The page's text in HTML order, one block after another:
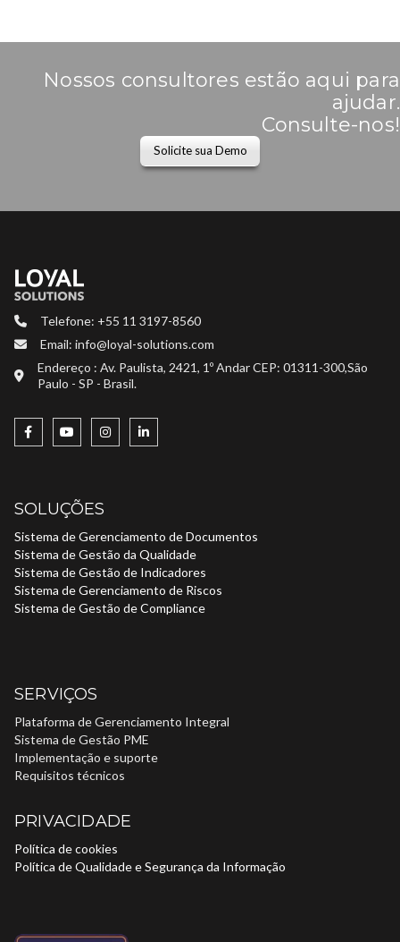
Nossos consultores estão aqui para
ajudar.
Consulte-nos!
Solicite sua Demo
Telefone: +55 11 3197-8560
Email: info@loyal-solutions.com
Endereço : Av. Paulista, 2421, 1º Andar CEP: 01311-300,São
Paulo - SP - Brasil.
SOLUÇÕES
Sistema de Gerenciamento de Documentos
Sistema de Gestão da Qualidade
Sistema de Gestão de Indicadores
Sistema de Gerenciamento de Riscos
Sistema de Gestão de Compliance
SERVIÇOS
Plataforma de Gerenciamento Integral
Sistema de Gestão PME
Implementação e suporte
Requisitos técnicos
PRIVACIDADE
Política de cookies
Política de Qualidade e Segurança da Informação